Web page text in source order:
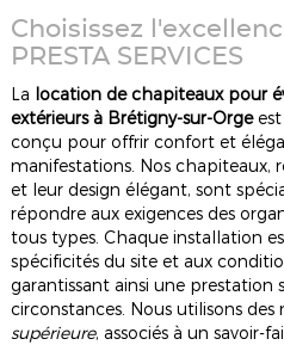
Choisissez
PRESTA SERVICES
La location de chapiteaux pour
extérieurs à Brétigny-sur-Orgeest
conçu pour offrir confort et
manifestations. Nos chapiteaux,
et leur design élégant, sont
répondre aux exigences des
tous types. Chaque installation
spécificités du site et aux
garantissant ainsi une prestation
circonstances. Nous utilisons des
supérieure, associés à un savoir-